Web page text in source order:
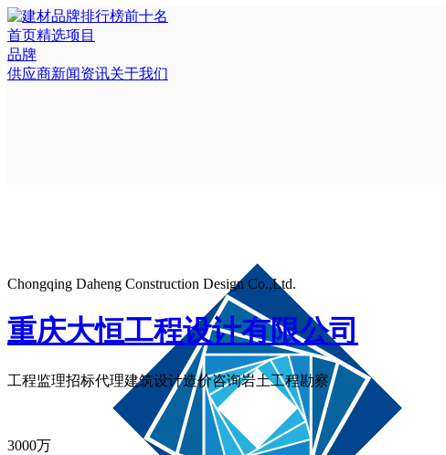
首页精选项目
品牌
供应商新闻资讯关于我们
Chongqing Daheng Construction Design Co.,Ltd.
重庆大恒工程设计有限公司
工程监理招标代理建筑设计造价咨询岩土工程勘察
3000万